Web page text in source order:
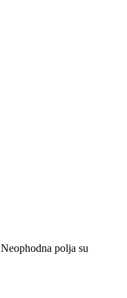
Neophodna polja su